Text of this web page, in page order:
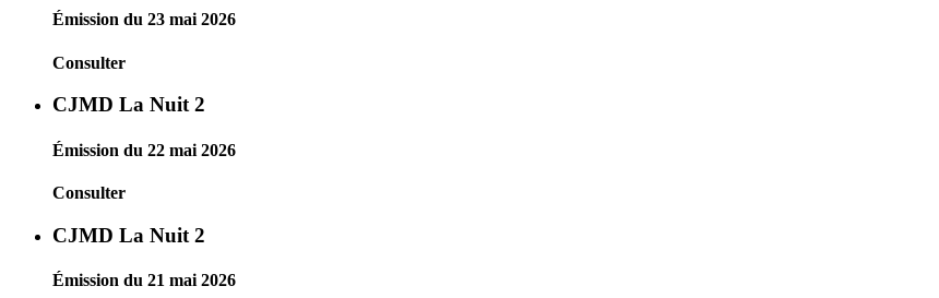
Émission du 23 mai 2026
Consulter
CJMD La Nuit 2
Émission du 22 mai 2026
Consulter
CJMD La Nuit 2
Émission du 21 mai 2026